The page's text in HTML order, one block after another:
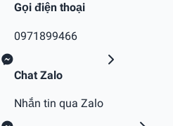
Gọi điện thoại
0971899466
Chat Zalo
Nhắn tin qua Zalo